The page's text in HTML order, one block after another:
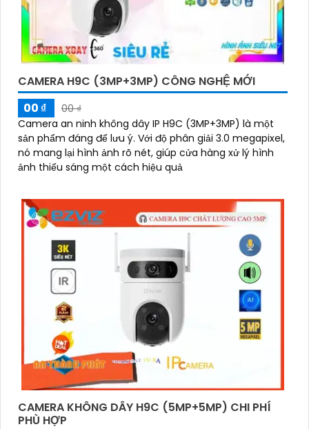
CAMERA H9C (3MP+3MP) CÔNG NGHỆ MỚI
00 ₫
00 ₫
Camera an ninh không dây IP H9C (3MP+3MP) là một
sản phẩm đáng để lưu ý. Với độ phân giải 3.0 megapixel,
nó mang lại hình ảnh rõ nét, giúp cửa hàng xử lý hình
ảnh thiếu sáng một cách hiệu quả
CAMERA KHÔNG DÂY H9C (5MP+5MP) CHI PHÍ
PHÙ HỢP